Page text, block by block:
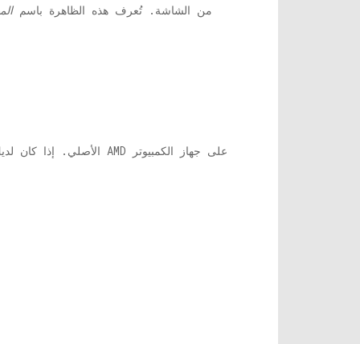
من الشاشة. تُعرف هذه الظاهرة باسم